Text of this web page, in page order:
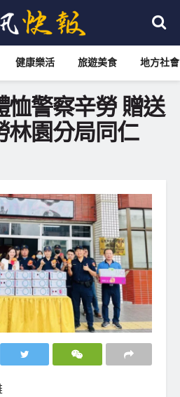
健康樂活 旅遊美食 地方社會
恤警察辛勞 贈送
林園分局同仁